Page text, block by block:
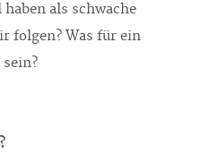
als schwache
folgen? Was für ein